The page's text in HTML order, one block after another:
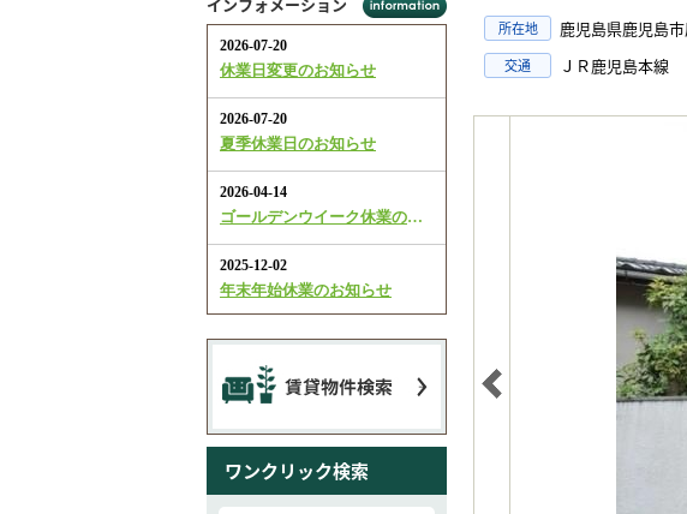
所在地 鹿児島県鹿児島
交通 ＪＲ鹿児島本線
ワンクリック検索